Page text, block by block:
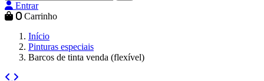
Entrar
0 Carrinho
Início
Pinturas especiais
Barcos de tinta venda (flexível)